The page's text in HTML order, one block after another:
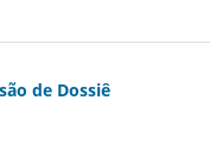
de Dossiê